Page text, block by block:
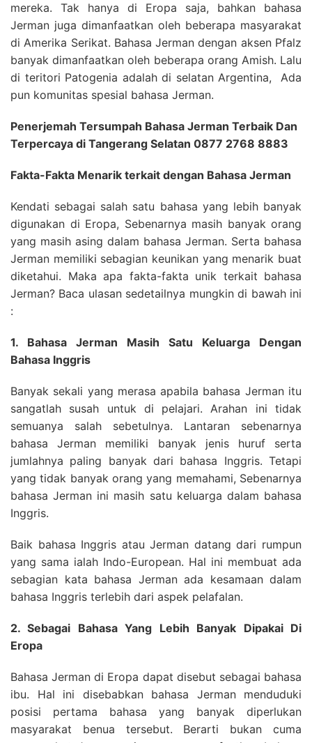
mereka. Tak hanya di Eropa saja, bahkan bahasa
Jerman juga dimanfaatkan oleh beberapa masyarakat
di Amerika Serikat. Bahasa Jerman dengan aksen Pfalz
banyak dimanfaatkan oleh beberapa orang Amish. Lalu
di teritori Patogenia adalah di selatan Argentina, Ada
pun komunitas spesial bahasa Jerman.
Penerjemah Tersumpah Bahasa Jerman Terbaik Dan
Terpercaya di Tangerang Selatan 0877 2768 8883
Fakta-Fakta Menarik terkait dengan Bahasa Jerman
Kendati sebagai salah satu bahasa yang lebih banyak
digunakan di Eropa, Sebenarnya masih banyak orang
yang masih asing dalam bahasa Jerman. Serta bahasa
Jerman memiliki sebagian keunikan yang menarik buat
diketahui. Maka apa fakta-fakta unik terkait bahasa
Jerman? Baca ulasan sedetailnya mungkin di bawah ini
:
1. Bahasa Jerman Masih Satu Keluarga Dengan
Bahasa Inggris
Banyak sekali yang merasa apabila bahasa Jerman itu
sangatlah susah untuk di pelajari. Arahan ini tidak
semuanya salah sebetulnya. Lantaran sebenarnya
bahasa Jerman memiliki banyak jenis huruf serta
jumlahnya paling banyak dari bahasa Inggris. Tetapi
yang tidak banyak orang yang memahami, Sebenarnya
bahasa Jerman ini masih satu keluarga dalam bahasa
Inggris.
Baik bahasa Inggris atau Jerman datang dari rumpun
yang sama ialah Indo-European. Hal ini membuat ada
sebagian kata bahasa Jerman ada kesamaan dalam
bahasa Inggris terlebih dari aspek pelafalan.
2. Sebagai Bahasa Yang Lebih Banyak Dipakai Di
Eropa
Bahasa Jerman di Eropa dapat disebut sebagai bahasa
ibu. Hal ini disebabkan bahasa Jerman menduduki
posisi pertama bahasa yang banyak diperlukan
masyarakat benua tersebut. Berarti bukan cuma